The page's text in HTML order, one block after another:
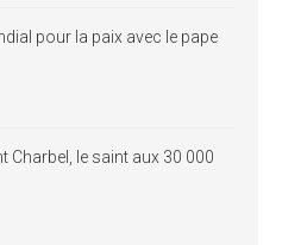
pour la paix avec le pape
Charbel, le saint aux 30 000